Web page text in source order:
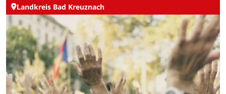
Landkreis Bad Kreuznach